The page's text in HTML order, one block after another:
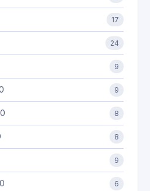
17
24
9
9
8
8
9
6